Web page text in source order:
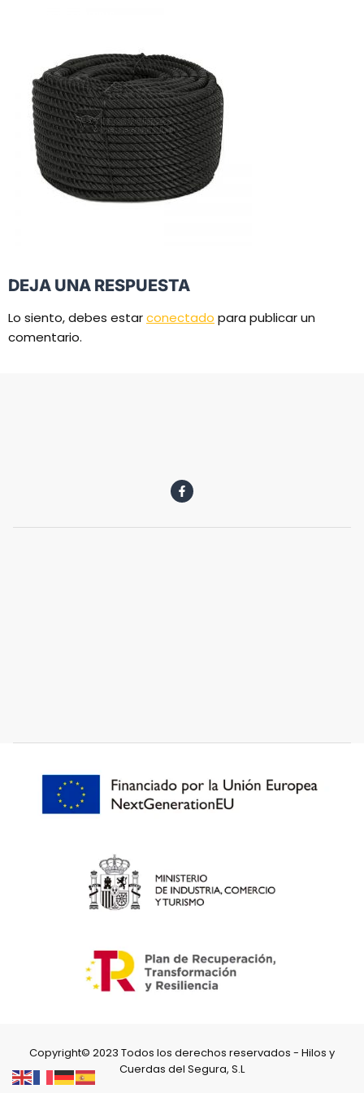
DEJA UNA RESPUESTA
Lo siento, debes estarconectado para publicar un
comentario.
Copyright© 2023 Todos los derechos reservados - Hilos y
Cuerdas del Segura, S.L